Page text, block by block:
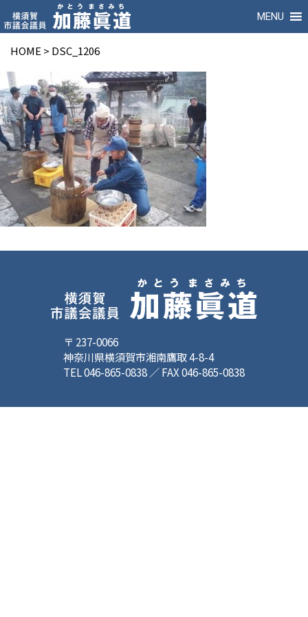
MENU
HOME > DSC_1206
〒 237-0066
神奈川県横須賀市湘南鷹取 4-8-4
TEL 046-865-0838 ／ FAX 046-865-0838